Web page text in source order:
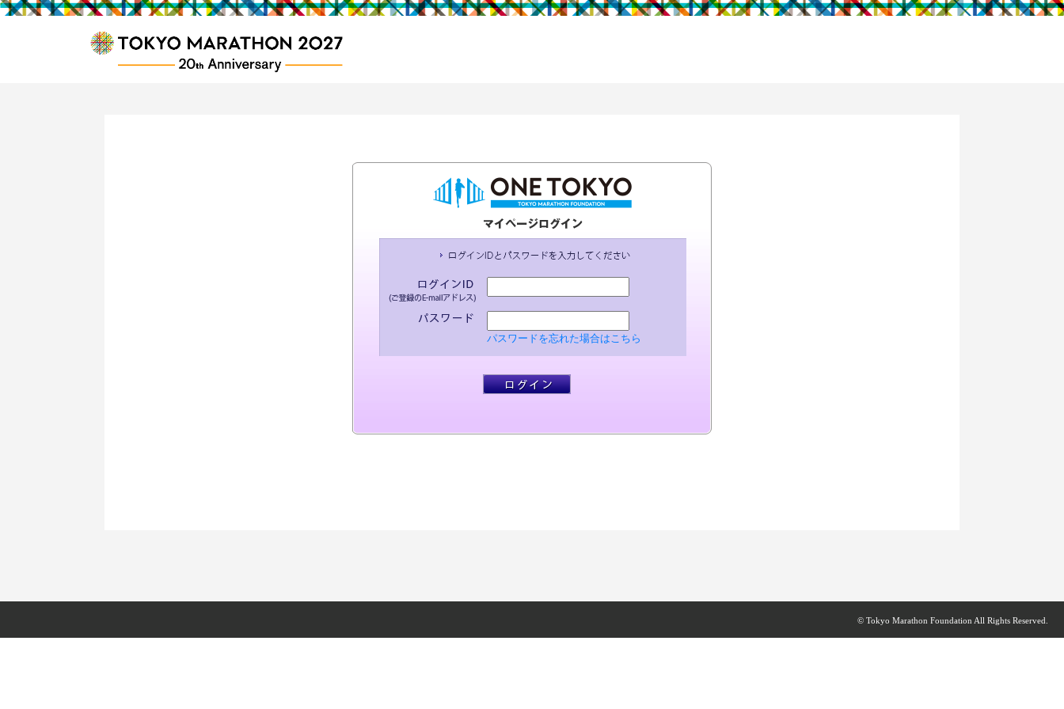
パスワードを忘れた場合はこちら
© Tokyo Marathon Foundation All Rights Reserved.